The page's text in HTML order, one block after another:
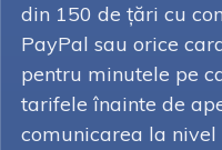
din 150 de țări cu
PayPal sau orice
pentru minutele pe
tarifele înainte de
comunicarea la